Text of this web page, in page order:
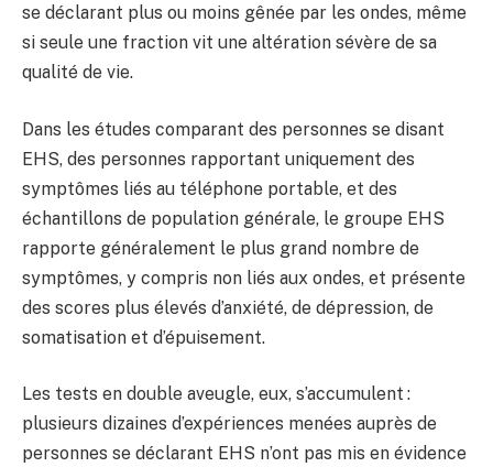
se déclarant plus ou moins gênée par les ondes, même
si seule une fraction vit une altération sévère de sa
qualité de vie.
Dans les études comparant des personnes se disant
EHS, des personnes rapportant uniquement des
symptômes liés au téléphone portable, et des
échantillons de population générale, le groupe EHS
rapporte généralement le plus grand nombre de
symptômes, y compris non liés aux ondes, et présente
des scores plus élevés d’anxiété, de dépression, de
somatisation et d’épuisement.
Les tests en double aveugle, eux, s’accumulent :
plusieurs dizaines d’expériences menées auprès de
personnes se déclarant EHS n’ont pas mis en évidence